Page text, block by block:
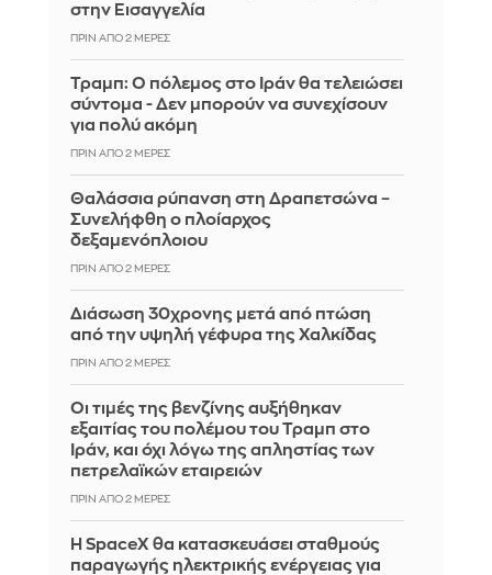
στην Εισαγγελία
ΠΡΙΝ ΑΠΌ 2 ΜΈΡΕΣ
Τραμπ: Ο πόλεμος στο Ιράν θα τελειώσει
σύντομα - Δεν μπορούν να συνεχίσουν
για πολύ ακόμη
ΠΡΙΝ ΑΠΌ 2 ΜΈΡΕΣ
Θαλάσσια ρύπανση στη Δραπετσώνα –
Συνελήφθη ο πλοίαρχος
δεξαμενόπλοιου
ΠΡΙΝ ΑΠΌ 2 ΜΈΡΕΣ
Διάσωση 30χρονης μετά από πτώση
από την υψηλή γέφυρα της Χαλκίδας
ΠΡΙΝ ΑΠΌ 2 ΜΈΡΕΣ
Οι τιμές της βενζίνης αυξήθηκαν
εξαιτίας του πολέμου του Τραμπ στο
Ιράν, και όχι λόγω της απληστίας των
πετρελαϊκών εταιρειών
ΠΡΙΝ ΑΠΌ 2 ΜΈΡΕΣ
Η SpaceX θα κατασκευάσει σταθμούς
παραγωγής ηλεκτρικής ενέργειας για